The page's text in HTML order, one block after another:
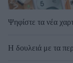
Ψηφίστε τα νέα
Η δουλειά με τα